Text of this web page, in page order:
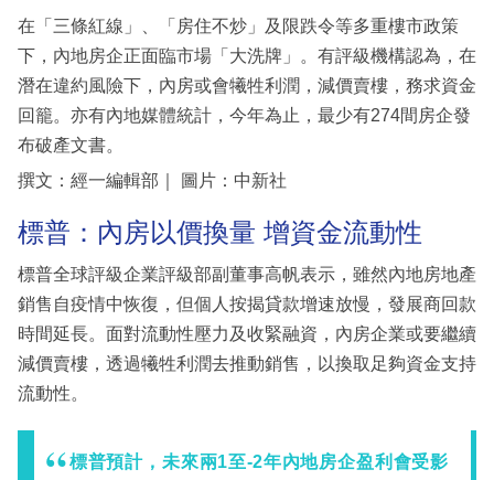
在「三條紅線」、「房住不炒」及限跌令等多重樓市政策
下，內地房企正面臨市場「大洗牌」。有評級機構認為，在
潛在違約風險下，內房或會犧牲利潤，減價賣樓，務求資金
回籠。亦有內地媒體統計，今年為止，最少有274間房企發
布破產文書。
撰文：經一編輯部｜ 圖片：中新社
標普：內房以價換量 增資金流動性
標普全球評級企業評級部副董事高帆表示，雖然內地房地產
銷售自疫情中恢復，但個人按揭貸款增速放慢，發展商回款
時間延長。面對流動性壓力及收緊融資，內房企業或要繼續
減價賣樓，透過犧牲利潤去推動銷售，以換取足夠資金支持
流動性。
標普預計，未來兩1至-2年內地房企盈利會受影